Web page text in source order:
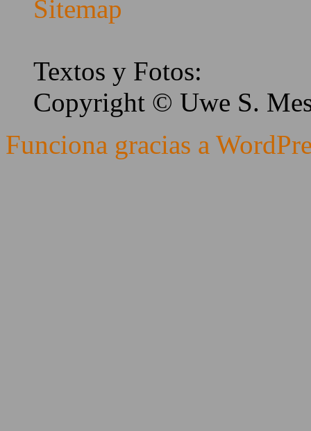
Sitemap
Textos y Fotos:
Copyright © Uwe S.
Funciona gracias a